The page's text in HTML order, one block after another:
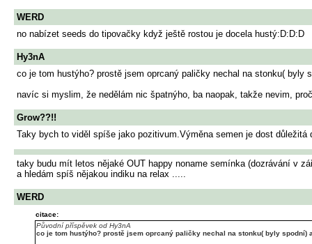
WERD
no nabízet seeds do tipovačky když ještě rostou je docela hustý:D:D:D
Hy3nA
co je tom hustýho? prostě jsem oprcaný paličky nechal na stonku(
navíc si myslim, že nedělám nic špatnýho, ba naopak, takže nevim,
Grow??!!
Taky bych to viděl spíše jako pozitivum.Výměna semen je dost
taky budu mít letos nějaké OUT happy noname semínka (dozrávání v
a hledám spíš nějakou indiku na relax .....
WERD
citace:
Původní příspěvek od Hy3nA
co je tom hustýho? prostě jsem oprcaný paličky nechal na stonku( byly